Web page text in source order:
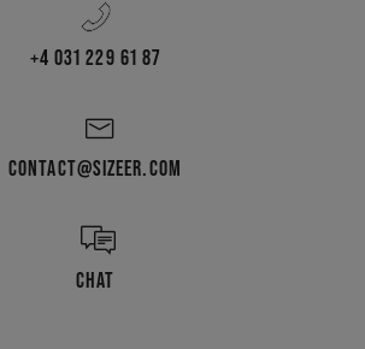
+4 031 229 61 87
CONTACT@SIZEER.COM
CHAT